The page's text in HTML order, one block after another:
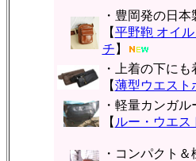
・豊岡発の日本
【平野鞄 オイ
チ 】
・上着の下に
【薄型ウエスト
・軽量カンガ
【 ルー・ウエス
・コンパクト＆